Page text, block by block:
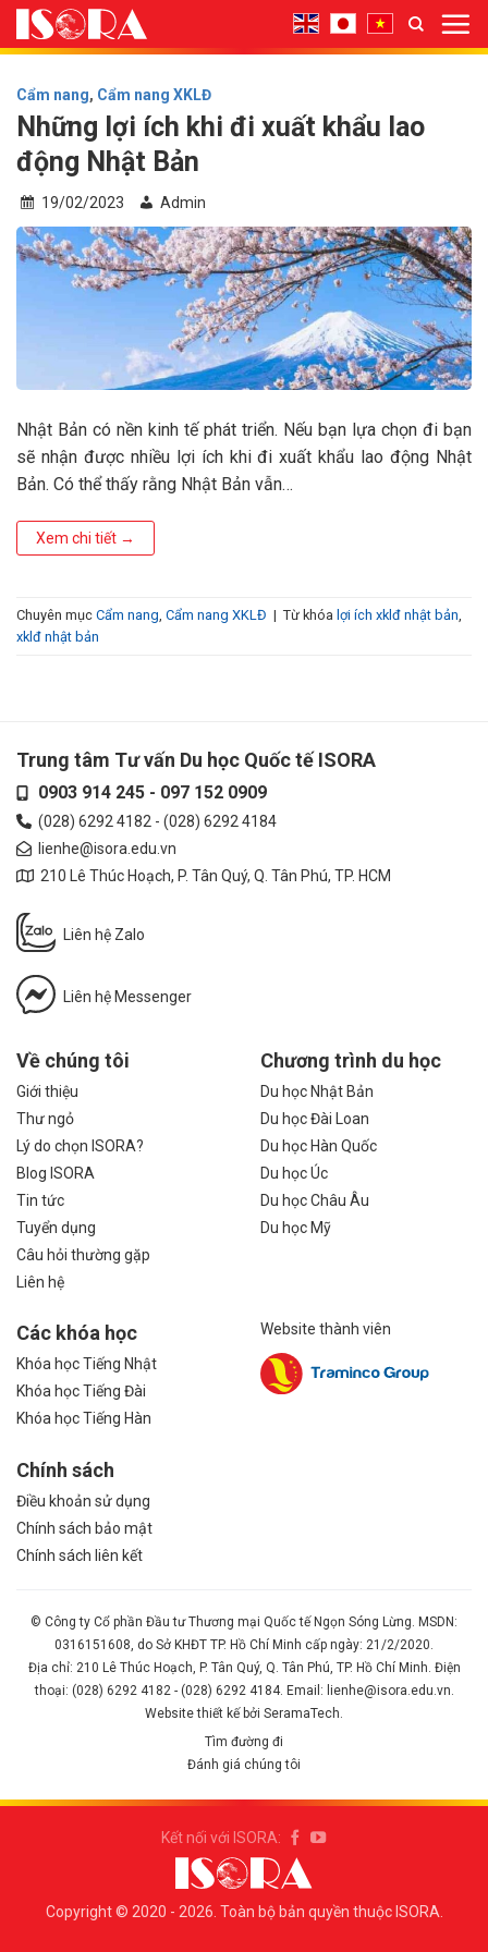
Bỏ
qua
dungCẩm nang, Cẩm nang XKLĐ
Những lợi ích khi đi xuất khẩu lao
động Nhật Bản
19/02/2023 Admin
Nhật Bản có nền kinh tế phát triển. Nếu bạn lựa chọn đi bạn
sẽ nhận được nhiều lợi ích khi đi xuất khẩu lao động Nhật
Bản. Có thể thấy rằng Nhật Bản vẫn…
Xem chi tiết →
Chuyên mục Cẩm nang Cẩm nang XKLĐ | Từ khóa lợi ích xklđ nhật bản
xklđ nhật bản
Trung tâm Tư vấn Du học Quốc tế ISORA
0903 914 245- 097 152 0909
(028) 6292 4182 - (028) 6292 4184
lienhe@isora.edu.vn
210 Lê Thúc Hoạch, P. Tân Quý, Q. Tân Phú, TP. HCM
Liên hệ Zalo
Liên hệ Messenger
Về chúng tôi
Giới thiệu
Thư ngỏ
Lý do chọn ISORA?
Blog ISORA
Tin tức
Tuyển dụng
Câu hỏi thường gặp
Liên hệ
Chương trình du học
Du học Nhật Bản
Du học Đài Loan
Du học Hàn Quốc
Du học Úc
Du học Châu Âu
Du học Mỹ
Các khóa học
Khóa học Tiếng Nhật
Khóa học Tiếng Đài
Khóa học Tiếng Hàn
Chính sách
Điều khoản sử dụng
Chính sách bảo mật
Chính sách liên kết
Website thành viên
© Công ty Cổ phần Đầu tư Thương mại Quốc tế Ngọn Sóng Lừng. MSDN:
0316151608, do Sở KHĐT TP. Hồ Chí Minh cấp ngày: 21/2/2020.
Địa chỉ: 210 Lê Thúc Hoạch, P. Tân Quý, Q. Tân Phú, TP. Hồ Chí Minh. Điện
thoại: (028) 6292 4182 - (028) 6292 4184. Email: lienhe@isora.edu.vn.
Website thiết kế bởi SeramaTech.
Tìm đường đi
Đánh giá chúng tôi
Kết nối với ISORA:
Copyright © 2020 - 2026. Toàn bộ bản quyền thuộc ISORA.